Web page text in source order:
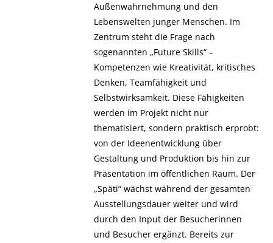
Außenwahrnehmung und den
Lebenswelten junger Menschen. Im
Zentrum steht die Frage nach
sogenannten „Future Skills“ –
Kompetenzen wie Kreativität, kritisches
Denken, Teamfähigkeit und
Selbstwirksamkeit. Diese Fähigkeiten
werden im Projekt nicht nur
thematisiert, sondern praktisch erprobt:
von der Ideenentwicklung über
Gestaltung und Produktion bis hin zur
Präsentation im öffentlichen Raum. Der
„Späti“ wächst während der gesamten
Ausstellungsdauer weiter und wird
durch den Input der Besucherinnen
und Besucher ergänzt. Bereits zur